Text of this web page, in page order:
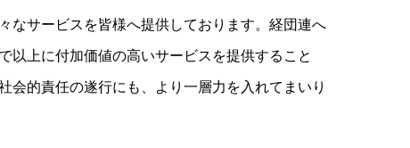
なサービスを皆様へ提供しております。経団連へ
以上に付加価値の高いサービスを提供すること
会的責任の遂行にも、より一層力を入れてまいり